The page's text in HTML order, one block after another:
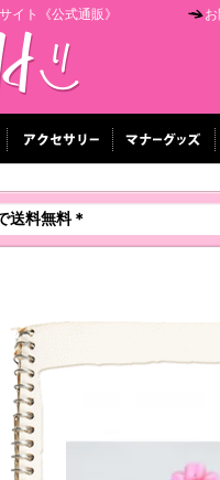
イト《公式通販》
送料無料＊